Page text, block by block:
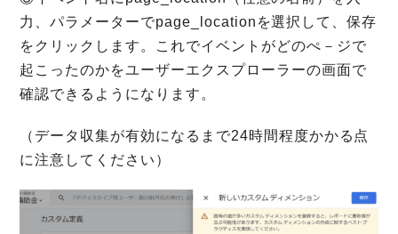
力、パラメーターでpage_locationを選択して、保存
をクリックします。これでイベントがどのぺ－ジで
起こったのかをユーザーエクスプローラーの画面で
確認できるようになります。
（データ収集が有効になるまで24時間程度かかる点
に注意してください）